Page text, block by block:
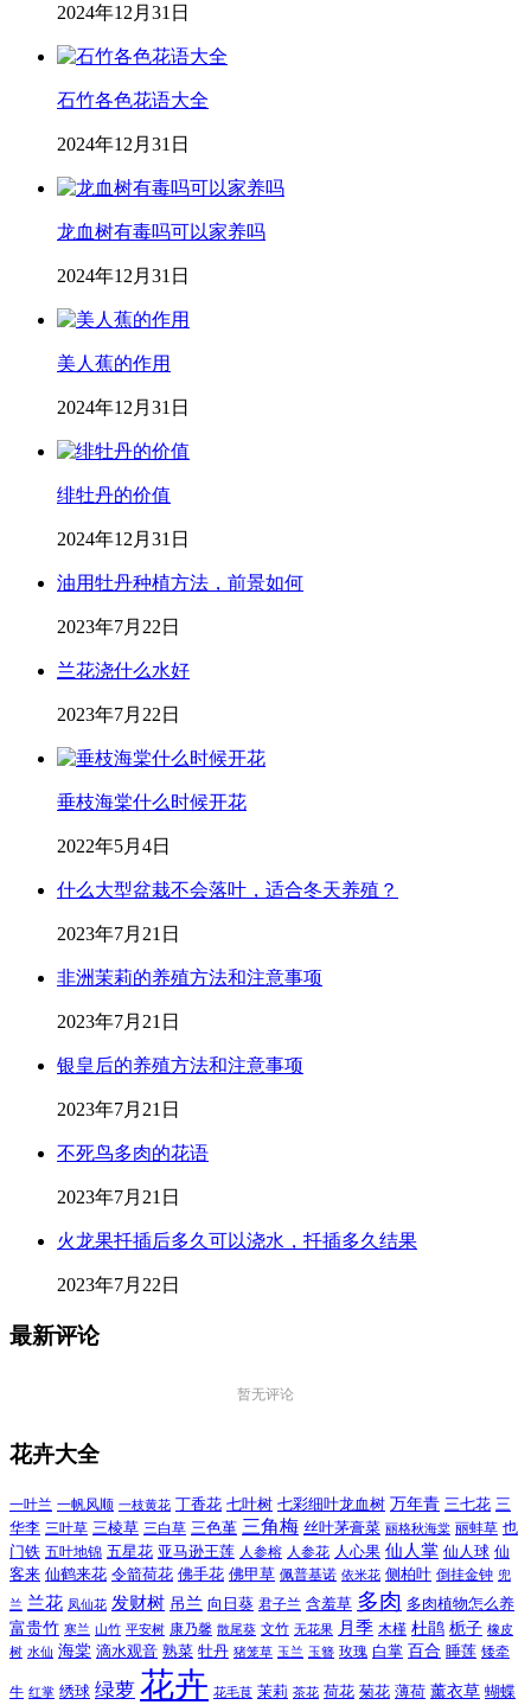
2024年12月31日
石竹各色花语大全
2024年12月31日
龙血树有毒吗可以家养吗
2024年12月31日
美人蕉的作用
2024年12月31日
绯牡丹的价值
2024年12月31日
油用牡丹种植方法，前景如何
2023年7月22日
兰花浇什么水好
2023年7月22日
垂枝海棠什么时候开花
2022年5月4日
什么大型盆栽不会落叶，适合冬天养殖？
2023年7月21日
非洲茉莉的养殖方法和注意事项
2023年7月21日
银皇后的养殖方法和注意事项
2023年7月21日
不死鸟多肉的花语
2023年7月21日
火龙果扦插后多久可以浇水，扦插多久结果
2023年7月22日
最新评论
暂无评论
花卉大全
一叶兰 一帆风顺 一枝黄花 丁香花 七叶树 七彩细叶龙血树 万年青 三七花 三
华李 三叶草 三棱草 三白草 三色堇 三角梅 丝叶茅膏菜 丽格秋海棠 丽蚌草 也
门铁 五叶地锦 五星花 亚马逊王莲 人参榕 人参花 人心果 仙人掌 仙人球 仙
客来 仙鹤来花 令箭荷花 佛手花 佛甲草 佩普基诺 依米花 侧柏叶 倒挂金钟 兜
兰 兰花 凤仙花 发财树 吊兰 向日葵 君子兰 含羞草 多肉 多肉植物怎么养
富贵竹 寒兰 山竹 平安树 康乃馨 散尾葵 文竹 无花果 月季 木槿 杜鹃 栀子 橡皮
树 水仙 海棠 滴水观音 熟菜 牡丹 猪笼草 玉兰 玉簪 玫瑰 白掌 百合 睡莲 矮牵
牛 红掌 绣球 绿萝 花卉 花毛茛 茉莉 茶花 荷花 菊花 薄荷 薰衣草 蝴蝶